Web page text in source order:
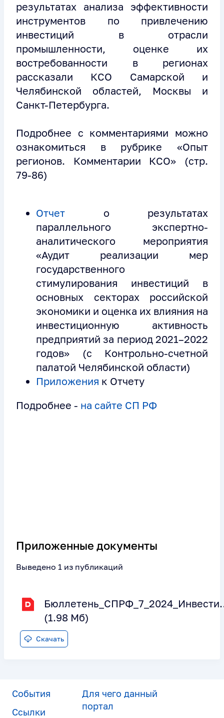
результатах анализа эффективности
инструментов по привлечению
инвестиций в отрасли
промышленности, оценке их
востребованности в регионах
рассказали КСО Самарской и
Челябинской областей, Москвы и
Санкт-Петербурга.
Подробнее с комментариями можно
ознакомиться в рубрике «Опыт
регионов. Комментарии КСО» (стр.
79-86)
Отчет о результатах
параллельного экспертно-
аналитического мероприятия
«Аудит реализации мер
государственного
стимулирования инвестиций в
основных секторах российской
экономики и оценка их влияния на
инвестиционную активность
предприятий за период 2021–2022
годов» (с Контрольно-счетной
палатой Челябинской области)
Приложения к Отчету
Подробнее - на сайте СП РФ
Приложенные документы
Выведено 1 из публикаций
(1.98 Мб)
Скачать
События
Ссылки
Для чего данный
портал